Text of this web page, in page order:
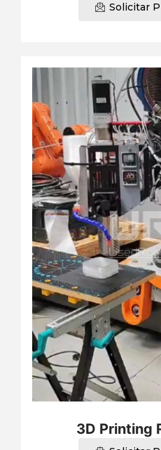
Solicitar
3D Printing